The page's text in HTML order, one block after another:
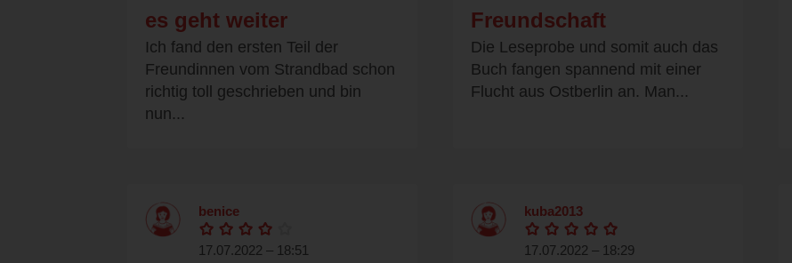
es geht weiter
Ich fand den ersten Teil der
Freundinnen vom Strandbad schon
richtig toll geschrieben und bin
nun...
Freundschaft
Die Leseprobe und somit auch das
Buch fangen spannend mit einer
Flucht aus Ostberlin an. Man...
benice
17.07.2022 – 18:51
kuba2013
17.07.2022 – 18:29